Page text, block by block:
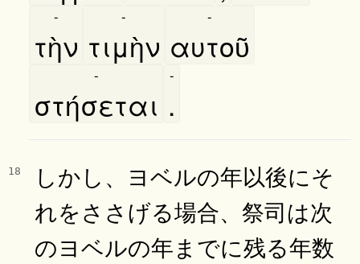
τὴν
-
τιμὴν
-
αυτοῦ
-
στήσεται
-
.
-
18
しかし、ヨベルの年以後にそ
れをささげる場合、祭司は次
のヨベルの年までに残る年数